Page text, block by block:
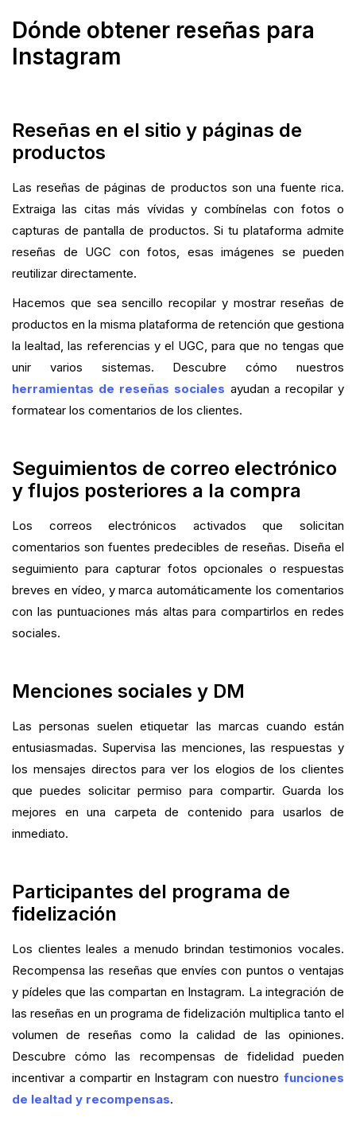
Dónde obtener reseñas para
Instagram
Reseñas en el sitio y páginas de
productos
Las reseñas de páginas de productos son una fuente rica.
Extraiga las citas más vívidas y combínelas con fotos o
capturas de pantalla de productos. Si tu plataforma admite
reseñas de UGC con fotos, esas imágenes se pueden
reutilizar directamente.
Hacemos que sea sencillo recopilar y mostrar reseñas de
productos en la misma plataforma de retención que gestiona
la lealtad, las referencias y el UGC, para que no tengas que
unir varios sistemas. Descubre cómo nuestros
herramientas de reseñas sociales ayudan a recopilar y
formatear los comentarios de los clientes.
Seguimientos de correo electrónico
y flujos posteriores a la compra
Los correos electrónicos activados que solicitan
comentarios son fuentes predecibles de reseñas. Diseña el
seguimiento para capturar fotos opcionales o respuestas
breves en vídeo, y marca automáticamente los comentarios
con las puntuaciones más altas para compartirlos en redes
sociales.
Menciones sociales y DM
Las personas suelen etiquetar las marcas cuando están
entusiasmadas. Supervisa las menciones, las respuestas y
los mensajes directos para ver los elogios de los clientes
que puedes solicitar permiso para compartir. Guarda los
mejores en una carpeta de contenido para usarlos de
inmediato.
Participantes del programa de
fidelización
Los clientes leales a menudo brindan testimonios vocales.
Recompensa las reseñas que envíes con puntos o ventajas
y pídeles que las compartan en Instagram. La integración de
las reseñas en un programa de fidelización multiplica tanto el
volumen de reseñas como la calidad de las opiniones.
Descubre cómo las recompensas de fidelidad pueden
incentivar a compartir en Instagram con nuestro funciones
de lealtad y recompensas.